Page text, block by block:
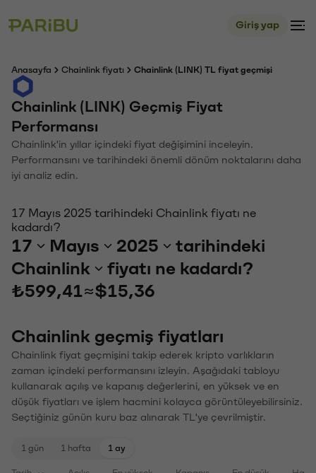
Giriş yap
Anasayfa Chainlink fiyatı Chainlink (LINK) TL fiyat geçmişi
Chainlink (LINK) Geçmiş Fiyat
Performansı
Chainlink'in yıllar içindeki fiyat değişimini inceleyin.
Performansını ve tarihindeki önemli dönüm noktalarını daha
iyi analiz edin.
17 Mayıs 2025 tarihindeki Chainlink fiyatı ne
kadardı?
17 Mayıs 2025
tarihindeki
Chainlink
fiyatı ne kadardı?
₺599,41≈$15,36
Chainlink geçmiş fiyatları
Chainlink fiyat geçmişini takip ederek kripto varlıkların
zaman içindeki performansını izleyin. Aşağıdaki tabloyu
kullanarak açılış ve kapanış değerlerini, en yüksek ve en
düşük fiyatları ve işlem hacmini kolayca görüntüleyebilirsiniz.
Seçtiğiniz günün kuru baz alınarak TL'ye çevrilmiştir.
1 gün 1 hafta 1 ay